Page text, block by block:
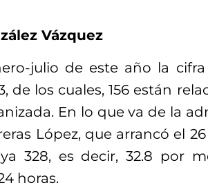
Vázquez
julio de este año la
de los cuales, 156 están
En lo que va de la
López, que arrancó el
328, es decir, 32.8 por
horas.